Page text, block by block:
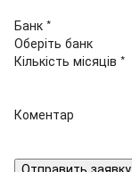
Банк *
Кількість місяців *
Коментар